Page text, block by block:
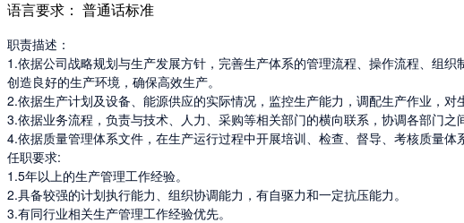
语言要求： 普通话标准
职责描述：
1.依据公司战略规划与生产发展方针，完善生产体系的管理流程、操作流程、组
创造良好的生产环境，确保高效生产。
2.依据生产计划及设备、能源供应的实际情况，监控生产能力，调配生产作业，
3.依据业务流程，负责与技术、人力、采购等相关部门的横向联系，协调各部门
4.依据质量管理体系文件，在生产运行过程中开展培训、检查、督导、考核质量
任职要求:
1.5年以上的生产管理工作经验。
2.具备较强的计划执行能力、组织协调能力，有自驱力和一定抗压能力。
3.有同行业相关生产管理工作经验优先。